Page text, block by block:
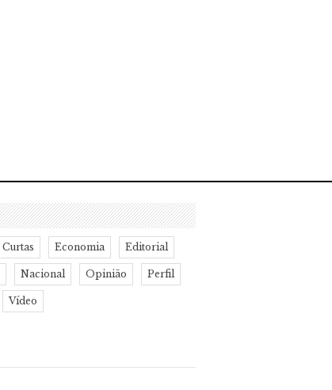
Curtas Economia Editorial
Nacional Opinião Perfil
Vídeo